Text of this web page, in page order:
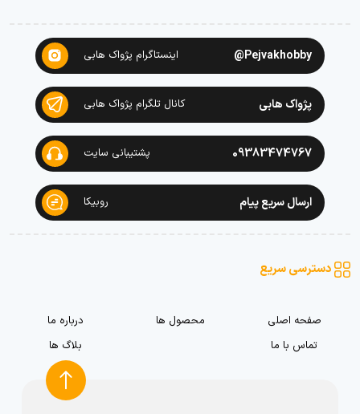
Pejvakhobby@ اینستاگرام پژواک هابی
پژواک هابی کانال تلگرام پژواک هابی
09383474767 پشتیبانی سایت
ارسال سریع پیام روبیکا
دسترسی سریع
صفحه اصلی محصول ها
درباره ما
تماس با ما
بلاگ ها